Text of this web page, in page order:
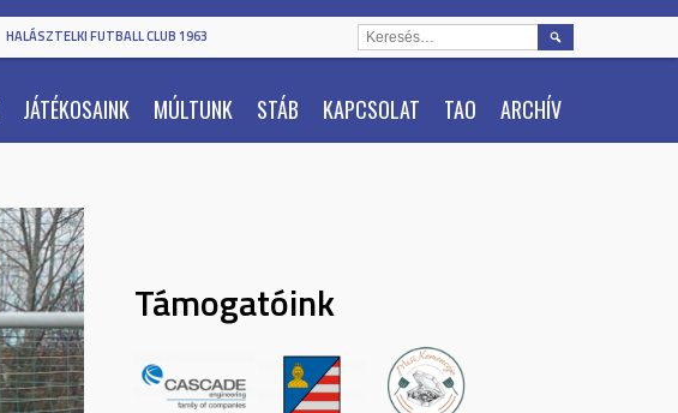
HALÁSZTELKI FUTBALL CLUB 1963
JÁTÉKOSAINK MÚLTUNK STÁB KAPCSOLAT TAO ARCHÍV
KERESÉS:
Támogatóink